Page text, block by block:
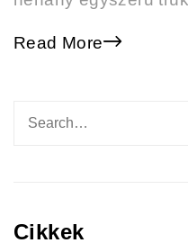
Read More
Cikkek